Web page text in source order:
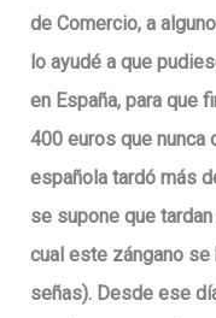
de Comercio, a
lo ayudé a que
en España, para que
400 euros que
española tardó más
se supone que
cual este zángano se
señas). Desde ese